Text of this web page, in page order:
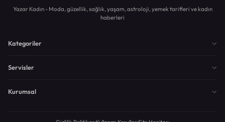
Yazar Kadın - Moda, güzellik, sağlık, yaşam, astroloji, yemek tarifleri ve kadın
haberleri
Kategoriler
Servisler
Kurumsal